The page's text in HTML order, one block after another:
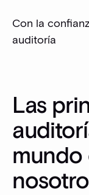
Con la
auditoría
Las
mundo